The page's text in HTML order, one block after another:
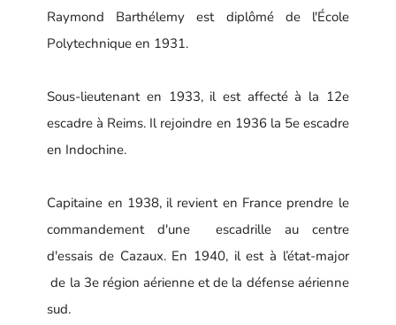
Raymond Barthélemy est diplômé de l'École
Polytechnique en 1931.
Sous-lieutenant en 1933, il est affecté à la 12e
escadre à Reims. Il rejoindre en 1936 la 5e escadre
en Indochine.
Capitaine en 1938, il revient en France prendre le
commandement d'une escadrille au centre
d'essais de Cazaux. En 1940, il est à l’état-major
de la 3e région aérienne et de la défense aérienne
sud.